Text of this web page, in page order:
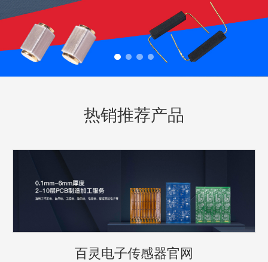
热销推荐产品
百灵电子传感器官网